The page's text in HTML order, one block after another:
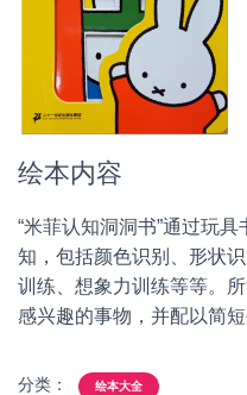
绘本内容
“米菲认知洞洞书”通过玩
知，包括颜色识别、形状
训练、想象力训练等等。
感兴趣的事物，并配以简短
分类： 绘本大全